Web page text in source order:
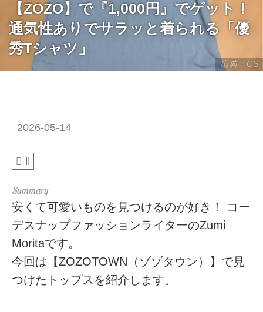
出典：CS
【ZOZO】で『1,000円』でゲット！
通気性ありでサラッと着られる「優
秀Tシャツ」
2026-05-14
安くて可愛いものを見つけるのが好き！ コー
デスナップファッションライターのZumi
Moritaです。
今回は【ZOZOTOWN（ゾゾタウン）】で見
つけたトップスを紹介します。